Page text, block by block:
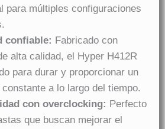
para múltiples configuraciones
confiable: Fabricado con
alta calidad, el Hyper H412R
para durar y proporcionar un
a lo largo del tiempo.
con overclocking: Perfecto
que buscan mejorar el